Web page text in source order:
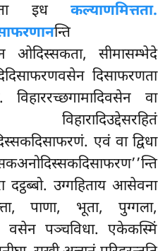
इध कल्याणमित्तता.
न्ति
ओदिस्सकता, सीमासम्भेदे
दिसाफरणता
वा
एवं वा द्विधा
दट्ठब्बो. उग्गहिताय आसेवना
पाणा, भूता, पुग्गला,
वसेन पञ्चविधा. एकेकस्मिं